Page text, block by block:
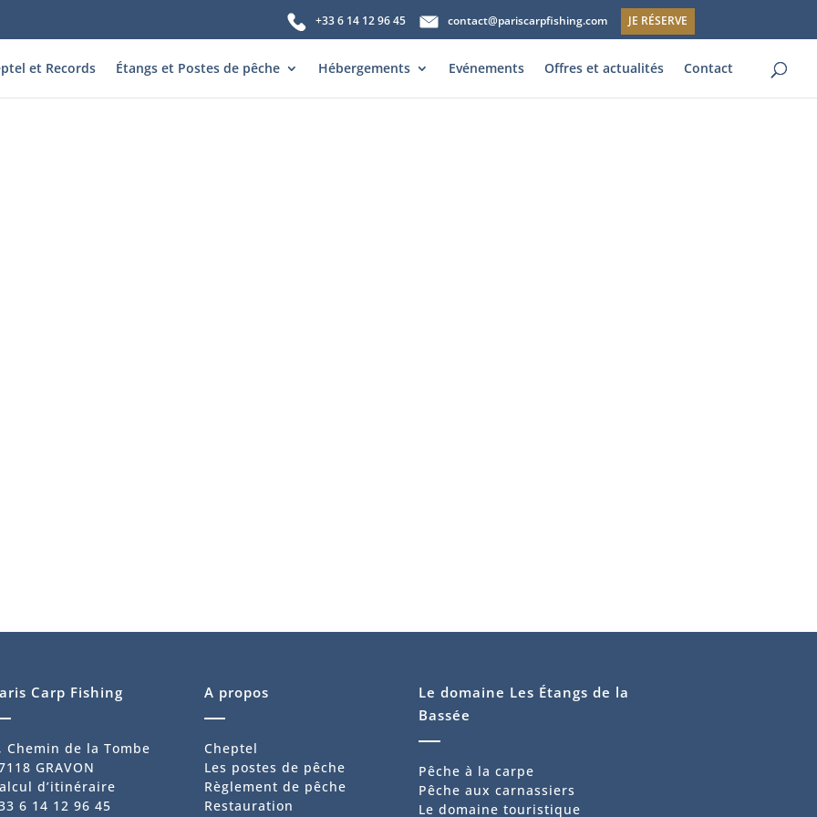
+33 6 14 12 96 45 contact@pariscarpfishing.com JE RÉSERVE
et Records Étangs et Postes de pêche Hébergements Evénements Offres et actualités Contact
Carp Fishing
Chemin de la Tombe
GRAVON
d’itinéraire
6 14 12 96 45
A propos
Cheptel
Les postes de pêche
Règlement de pêche
Restauration
Le domaine Les Étangs de la
Bassée
Pêche à la carpe
Pêche aux carnassiers
Le domaine touristique